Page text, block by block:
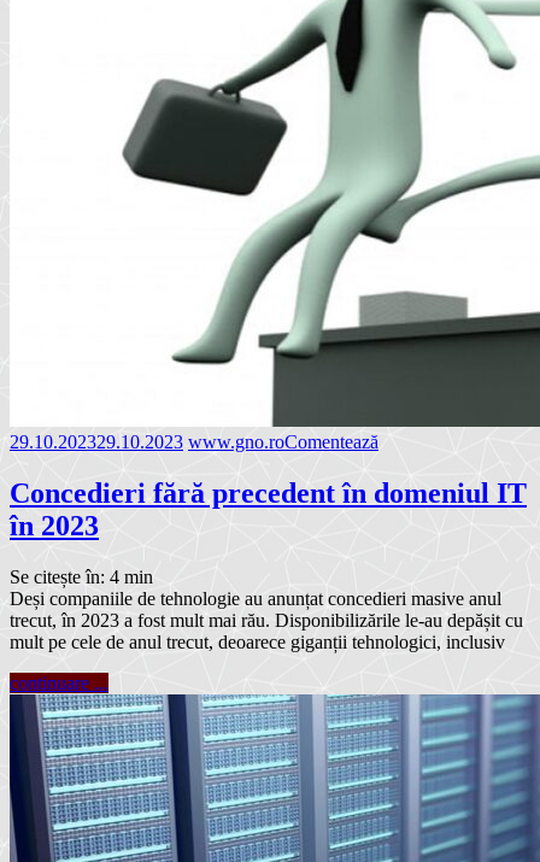
29.10.202329.10.2023 www.gno.roComentează
Concedieri fără precedent în domeniul IT
în 2023
Se citește în: 4 min
Deși companiile de tehnologie au anunțat concedieri masive anul
trecut, în 2023 a fost mult mai rău. Disponibilizările le-au depășit cu
mult pe cele de anul trecut, deoarece giganții tehnologici, inclusiv
continuare ...